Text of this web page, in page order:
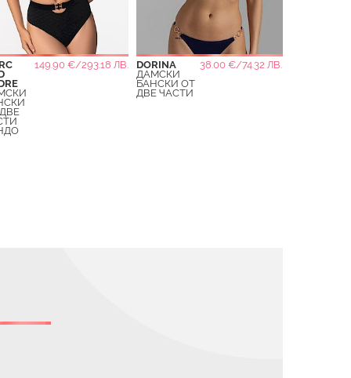
149.90 €/293.18 ЛВ. DORINA
38.00 €/74.32 ЛВ.
ДАМСКИ
БАНСКИ ОТ
ДВЕ ЧАСТИ